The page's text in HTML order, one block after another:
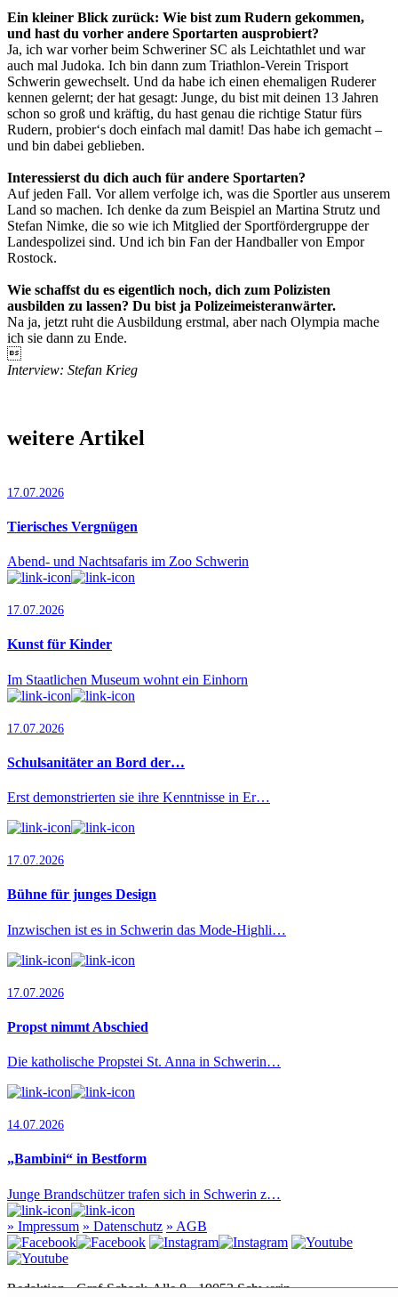
Ein kleiner Blick zurück: Wie bist zum Rudern gekommen,
und hast du vorher andere Sportarten ausprobiert?
Ja, ich war vorher beim Schweriner SC als Leichtathlet und war
auch mal Judoka. Ich bin dann zum Triathlon-Verein Trisport
Schwerin gewechselt. Und da habe ich einen ehemaligen Ruderer
kennen gelernt; der hat gesagt: Junge, du bist mit deinen 13 Jahren
schon so groß und kräftig, du hast genau die richtige Statur fürs
Rudern, probier‘s doch einfach mal damit! Das habe ich gemacht –
und bin dabei geblieben.
Interessierst du dich auch für andere Sportarten?
Auf jeden Fall. Vor allem verfolge ich, was die Sportler aus unserem
Land so machen. Ich denke da zum Beispiel an Martina Strutz und
Stefan Nimke, die so wie ich Mitglied der Sportfördergruppe der
Landespolizei sind. Und ich bin Fan der Handballer von Empor
Rostock.
Wie schaffst du es eigentlich noch, dich zum Polizisten
ausbilden zu lassen? Du bist ja Polizeimeisteranwärter.
Na ja, jetzt ruht die Ausbildung erstmal, aber nach Olympia mache
ich sie dann zu Ende.

Interview: Stefan Krieg
weitere Artikel
17.07.2026
Tierisches Vergnügen
Abend- und Nachtsafaris im Zoo Schwerin
17.07.2026
Kunst für Kinder
Im Staatlichen Museum wohnt ein Einhorn
17.07.2026
Schulsanitäter an Bord der…
Erst demonstrierten sie ihre Kenntnisse in Er…
17.07.2026
Bühne für junges Design
Inzwischen ist es in Schwerin das Mode-Highli…
17.07.2026
Propst nimmt Abschied
Die katholische Propstei St. Anna in Schwerin…
14.07.2026
„Bambini“ in Bestform
Junge Brandschützer trafen sich in Schwerin z…
» Impressum » Datenschutz » AGB
Redaktion · Graf-Schack-Alle 8 · 19053 Schwerin